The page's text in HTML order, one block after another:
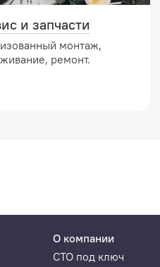
и запчасти
монтаж,
ремонт.
О компании
СТО под ключ